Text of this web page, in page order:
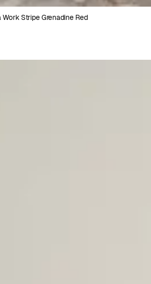
Stripe Grenadine Red